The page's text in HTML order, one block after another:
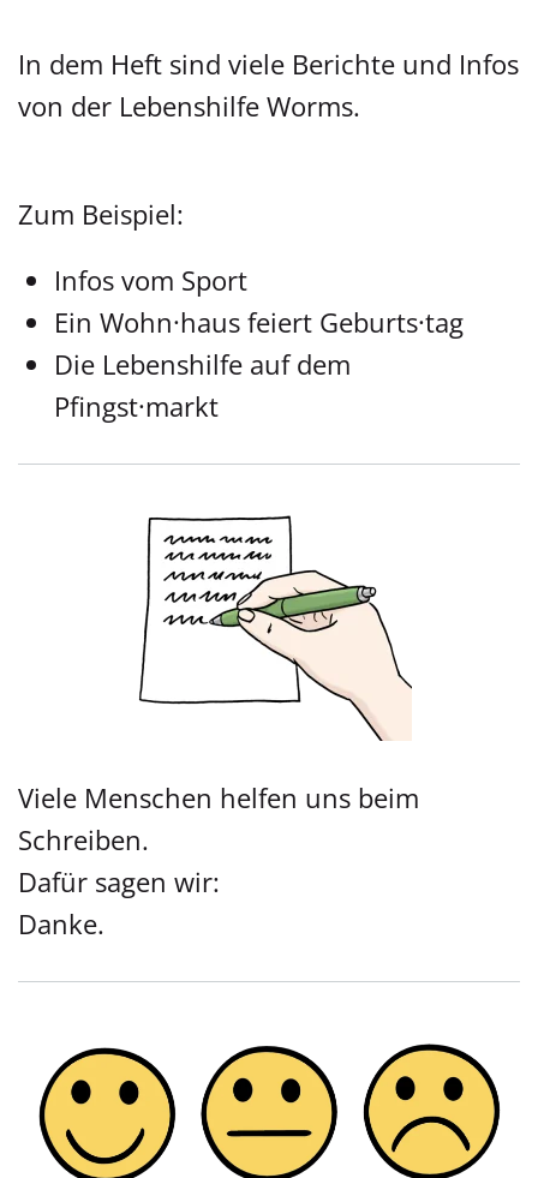
In dem Heft sind viele Berichte und Infos
von der Lebenshilfe Worms.
Zum Beispiel:
Infos vom Sport
Ein Wohn·haus feiert Geburts·tag
Die Lebenshilfe auf dem
Pfingst·markt
Viele Menschen helfen uns beim
Schreiben.
Dafür sagen wir:
Danke.